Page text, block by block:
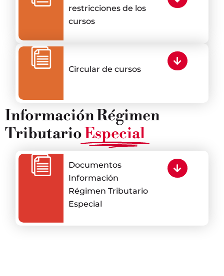
restricciones de los
cursos
Circular de cursos
Información Régimen
TributarioEspecial
Documentos
Información
Régimen Tributario
Especial